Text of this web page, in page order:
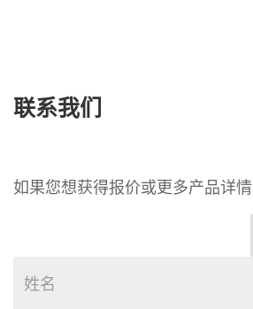
联系我们
如果您想获得报价或更多产品详